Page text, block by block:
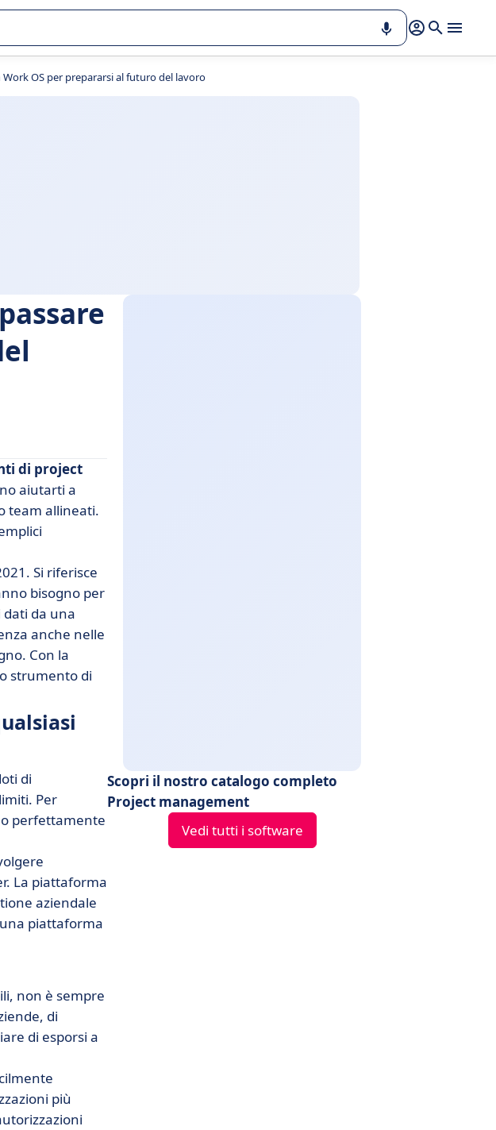
azienda.
OS per prepararsi al futuro del lavoro
di project
aiutarti a
team allineati.
Si riferisce
bisogno per
dati da una
anche nelle
Con la
strumento di
di
Per
perfettamente
La piattaforma
aziendale
piattaforma
non è sempre
di
di esporsi a
più
Scopri il nostro catalogo completo
Project management
Vedi tutti i software